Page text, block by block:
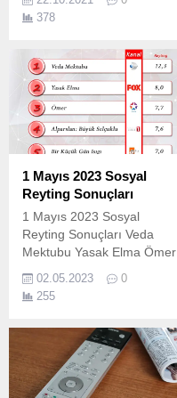
bir çok yapım ekranda
izleyicileri ile buluştu. İşte 22
sonuçları; 22 Ekim Cuma
Reyting Sonuçları; Cuma
günü reyting sonuçları.
Total, AB ve 20+ABC1
olarak
ölçülen reyting sonuçlarına
göre sıralama belli oluyor.
22 Ekim Cuma Reyting
Sonuçları Açıklandımı? Belli
Oldumu?...
378
1 Mayıs 2023 Sosyal
Reyting Sonuçları
1 Mayıs 2023 Sosyal
Reyting Sonuçları Veda
Mektubu Yasak Elma Ömer
Bir Küçük Gün Işığı
02.05.2023
0
255